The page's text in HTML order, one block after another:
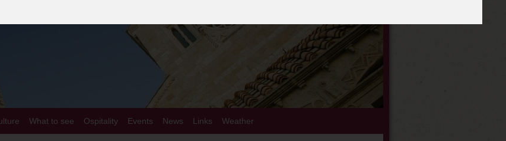
What to see Ospitality Events News Links Weather